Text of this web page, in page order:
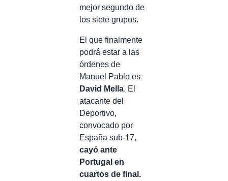
mejor segundo de
los siete grupos.
El que finalmente
podrá estar a las
órdenes de
Manuel Pablo es
David Mella. El
atacante del
Deportivo,
convocado por
España sub-17,
cayó ante
Portugal en
cuartos de final.